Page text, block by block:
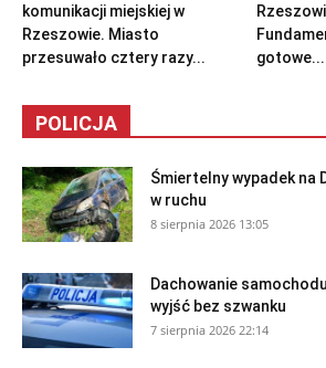
komunikacji miejskiej w
Rzeszowie. Miasto
przesuwało cztery razy...
gotowe...
POLICJA
Śmiertelny wypadek na
w ruchu
8 sierpnia 2026 13:05
Dachowanie
wyjść bez szwanku
7 sierpnia 2026 22:14